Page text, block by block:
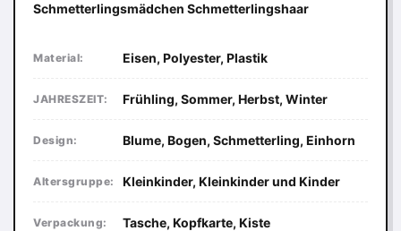
Schmetterlingsmädchen Schmetterlingshaar
Material: Eisen, Polyester, Plastik
JAHRESZEIT: Frühling, Sommer, Herbst, Winter
Design: Blume, Bogen, Schmetterling, Einhorn
Altersgruppe: Kleinkinder, Kleinkinder und Kinder
Verpackung: Tasche, Kopfkarte, Kiste